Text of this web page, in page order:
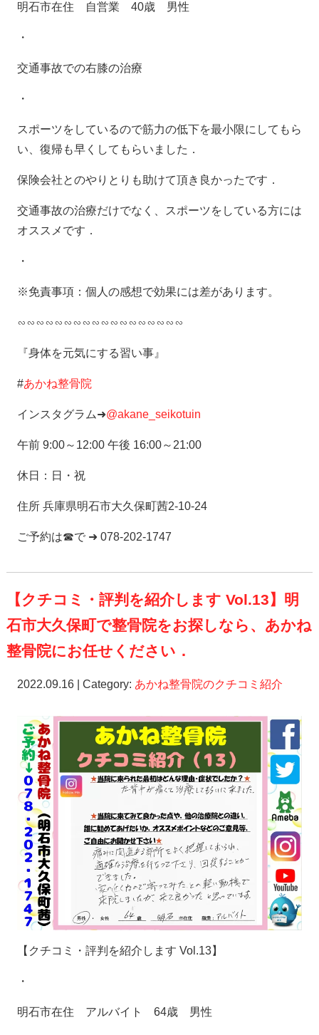
明石市在住 自営業 40歳 男性
・
交通事故での右膝の治療
・
スポーツをしているので筋力の低下を最小限にしてもら
い、復帰も早くしてもらいました．
保険会社とのやりとりも助けて頂き良かったです．
交通事故の治療だけでなく、スポーツをしている方には
オススメです．
・
※免責事項：個人の感想で効果には差があります。
∽∽∽∽∽∽∽∽∽∽∽∽∽∽∽∽∽∽
『身体を元気にする習い事』
#あかね整骨院
インスタグラム➜@akane_seikotuin
午前 9:00～12:00 午後 16:00～21:00
休日：日・祝
住所 兵庫県明石市大久保町茜2-10-24
ご予約は☎で ➜ 078-202-1747
【クチコミ・評判を紹介します Vol.13】明
石市大久保町で整骨院をお探しなら、あかね
整骨院にお任せください．
2022.09.16 | Category: あかね整骨院のクチコミ紹介
【クチコミ・評判を紹介します Vol.13】
・
明石市在住 アルバイト 64歳 男性